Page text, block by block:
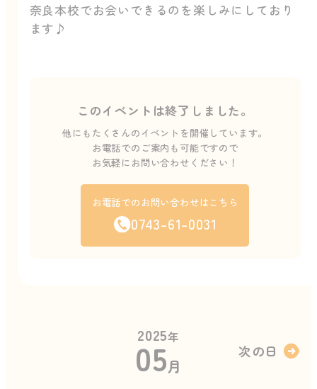
奈良本校でお会いできるのを楽しみにしており
ます♪
このイベントは終了しました。
他にもたくさんのイベントを開催しています。
お電話でのご案内も可能ですので
お気軽にお問い合わせください！
お電話でのお問い合わせはこちら
0743-61-0031
2025年
05月
次の日